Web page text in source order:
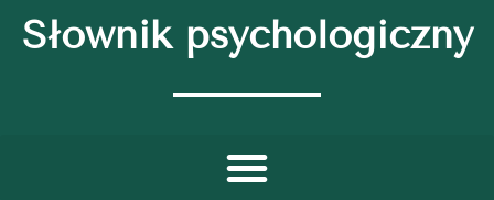
Słownik psychologiczny